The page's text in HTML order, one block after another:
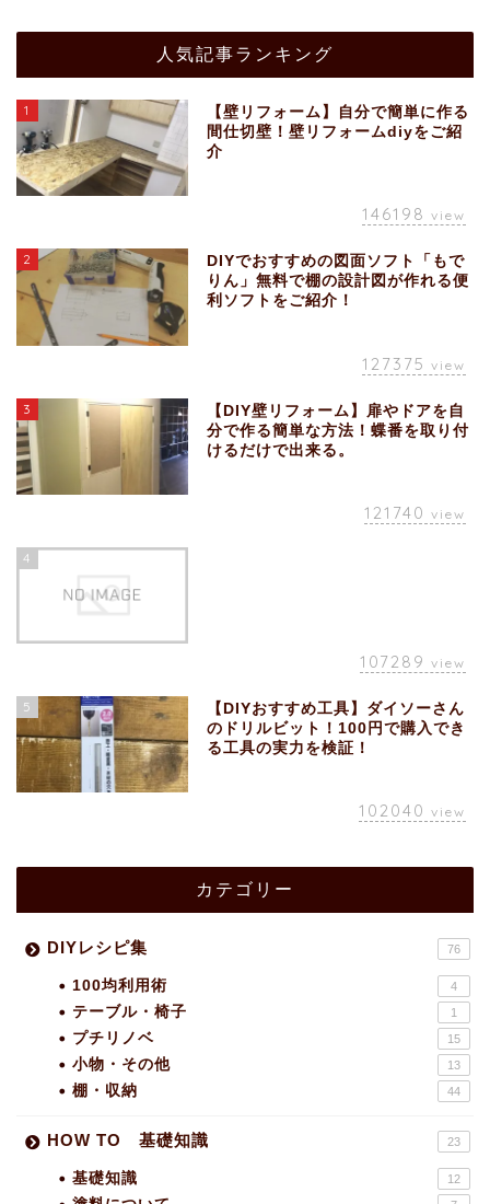
人気記事ランキング
1
【壁リフォーム】自分で簡単に作る
間仕切壁！壁リフォームdiyをご紹
介
146198 view
2
DIYでおすすめの図面ソフト「もで
りん」無料で棚の設計図が作れる便
利ソフトをご紹介！
127375 view
3
【DIY壁リフォーム】扉やドアを自
分で作る簡単な方法！蝶番を取り付
けるだけで出来る。
121740 view
4
107289 view
5
【DIYおすすめ工具】ダイソーさん
のドリルビット！100円で購入でき
る工具の実力を検証！
102040 view
カテゴリー
DIYレシピ集 76
100均利用術 4
テーブル・椅子 1
プチリノベ 15
小物・その他 13
棚・収納 44
HOW TO 基礎知識 23
基礎知識 12